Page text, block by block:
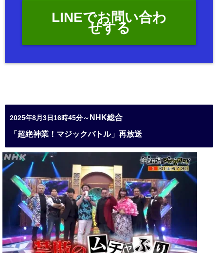
LINEでお問い合わ
せする
2025年8月3日16時45分～ NHK総合
「超絶神業！マジックバトル」再放送